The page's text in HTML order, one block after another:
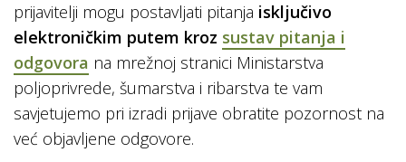
prijavitelji mogu postavljati pitanja isključivo
elektroničkim putem kroz sustav pitanja i
odgovora na mrežnoj stranici Ministarstva
poljoprivrede, šumarstva i ribarstva te vam
savjetujemo pri izradi prijave obratite pozornost na
već objavljene odgovore.